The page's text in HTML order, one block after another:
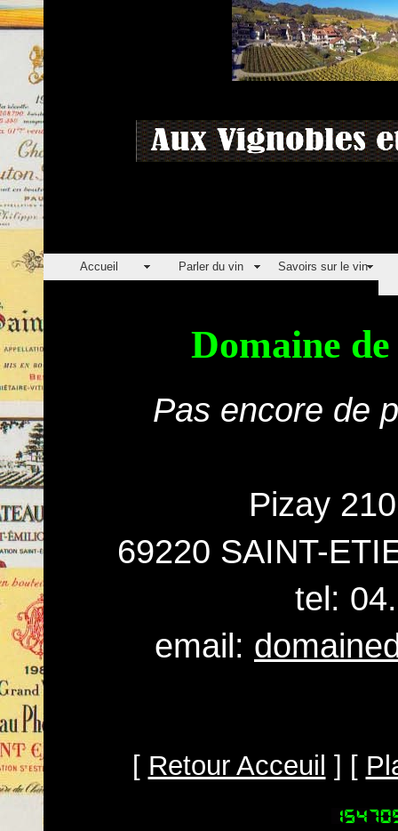
Accueil Parler du vin Savoirs sur le vin
Domaine
Pas encore de
Pizay
69220 SAINT-
tel:
email:
[ Retour Acceuil ] [